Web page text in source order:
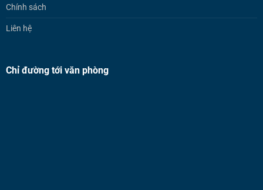
Chính sách
Liên hệ
Chỉ đường tới văn phòng